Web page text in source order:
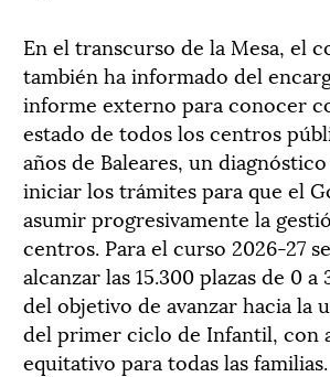
En el transcurso de la Mesa, el
también ha informado del
informe externo para conocer
estado de todos los centros
años de Baleares, un
iniciar los trámites para que el
asumir progresivamente la
centros. Para el curso 2026-27
alcanzar las 15.300 plazas de 0
del objetivo de avanzar hacia la
del primer ciclo de Infantil, con
equitativo para todas las familias.